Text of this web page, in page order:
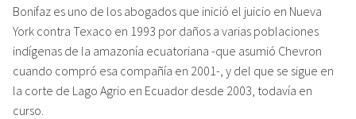
Bonifaz es uno de los abogados que inició el juicio en Nueva
York contra Texaco en 1993 por daños a varias poblaciones
indígenas de la amazonía ecuatoriana -que asumió Chevron
cuando compró esa compañía en 2001-, y del que se sigue en
la corte de Lago Agrio en Ecuador desde 2003, todavía en
curso.